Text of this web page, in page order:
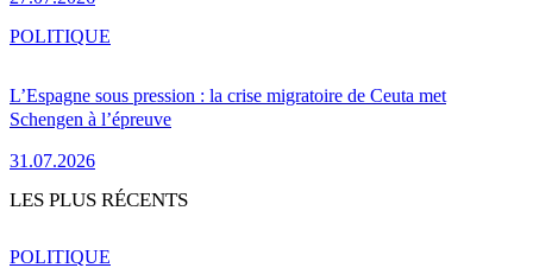
L’Espagne sous pression : la crise migratoire de Ceuta met
Schengen à l’épreuve
31.07.2026
POLITIQUE
LES PLUS RÉCENTS
POLITIQUE